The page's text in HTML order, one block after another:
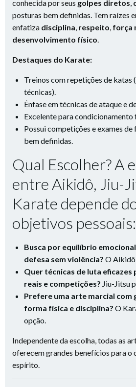
conhecida por seus golpes diretos,
posturas bem definidas. Tem raízes
enfatiza disciplina, respeito, força
desenvolvimento físico.
Destaques do Karate:
Treinos com repetições de katas
técnicas).
Ênfase em técnicas de ataque e
Excelente para condicionamento
Possui competições e exames
bem definidas.
Qual Escolher? A
entre Aikidô, Jiu-
Karate depende
objetivos pessoais:
Busca por equilíbrio
defesa sem violência? O Aikidô
Quer técnicas de luta eficazes
reais e competições? Jiu-Jitsu
Prefere uma arte marcial com
forma física e disciplina? O
opção.
Independente da escolha, todas as
oferecem grandes benefícios para o
espírito.